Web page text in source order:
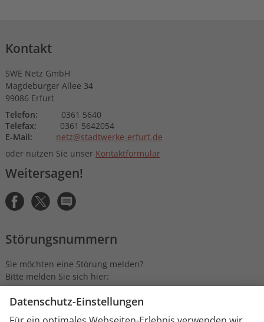
Kontakt
SWE Netz GmbH
Magdeburger Allee 34
99086 Erfurt
Telefon:
0361 5640
Telefax:
0361 5642054
E‑Mail:
netz@stadtwerke-erfurt.de
oder nutzen Sie unser Kontaktformular
Weitersagen!
Störungsnummern
Sie möchten eine Störung melden?
Bitte melden Sie sich hier:
Gas:
0361 564-3333 oder
0800 7937342 (kostenfrei)